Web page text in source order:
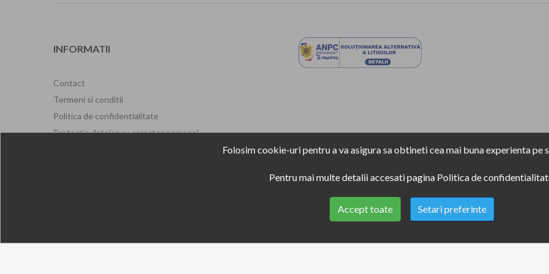
Folosim cookie-uri pentru a va asigura sa obtineti cea mai buna experienta pe
Pentru mai multe detalii accesati pagina Politica de
Accept toate Setari preferinte
INFORMATII
Contact
Termeni si conditii
Politica de confidentialitate
Protectia datelor cu caracter personal
Copyright 2021Electronic Plus. Toate drepturile rezervate.